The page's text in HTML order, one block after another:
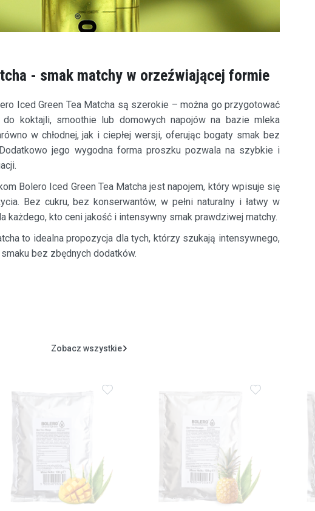
- smak matchy w orzeźwiającej formie
Iced Green Tea Matcha są szerokie – można go przygotować
koktajli, smoothie lub domowych napojów na bazie mleka
w chłodnej, jak i ciepłej wersji, oferując bogaty smak bez
jego wygodna forma proszku pozwala na szybkie i
Bolero Iced Green Tea Matcha jest napojem, który wpisuje się
Bez cukru, bez konserwantów, w pełni naturalny i łatwy w
każdego, kto ceni jakość i intensywny smak prawdziwej matchy.
to idealna propozycja dla tych, którzy szukają intensywnego,
bez zbędnych dodatków.
Zobacz wszystkie
Dodaj Dodaj